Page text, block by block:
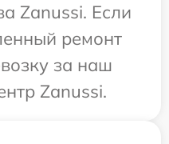
Zanussi. Если
ремонт
за наш
Zanussi.